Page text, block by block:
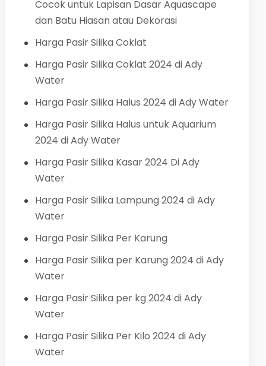
Cocok untuk Lapisan Dasar Aquascape
dan Batu Hiasan atau Dekorasi
Harga Pasir Silika Coklat
Harga Pasir Silika Coklat 2024 di Ady
Water
Harga Pasir Silika Halus 2024 di Ady Water
Harga Pasir Silika Halus untuk Aquarium
2024 di Ady Water
Harga Pasir Silika Kasar 2024 Di Ady
Water
Harga Pasir Silika Lampung 2024 di Ady
Water
Harga Pasir Silika Per Karung
Harga Pasir Silika per Karung 2024 di Ady
Water
Harga Pasir Silika per kg 2024 di Ady
Water
Harga Pasir Silika Per Kilo 2024 di Ady
Water